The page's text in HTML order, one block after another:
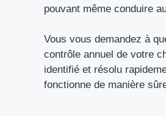
pouvant même conduire
Vous vous demandez à
contrôle annuel de votre
identifié et résolu
fonctionne de manière